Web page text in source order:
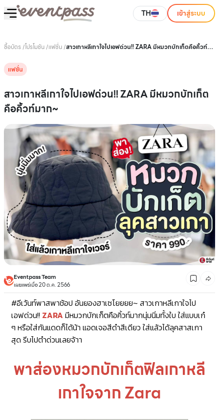
TH เข้าสู่ระบบ
ซื้อบัตร /โปรโมชัน/แฟชั่น/สาวเกาหลีเกาใจไปเอฟด่วน!! ZARA มีหมวกบักเก็ตคือคิ้วท์
แฟชั่น
สาวเกาหลีเกาใจไปเอฟด่วน!! ZARA มีหมวกบักเก็ต
คือคิ้วท์มาก~
Eventpass Team
เผยแพร่เมื่อ 20 ต.ค. 2566
#อีเว้นท์พาสพาช้อป อันยองฮาเซโยยยย~ สาวเกาหลีเกาใจไป
เอฟด่วน!! ZARA มีหมวกบักเก็ตคือคิ้วท์มากนุ่มนิ่มทั้งใบ ใส่แบบเก๋
ๆ หรือใส่กันแดดก็ได้น้า แอดเจอสีดำสีเดียว ใส่แล้วได้ลุคสาสเกา
สุด รีบไปตำด่วนเลยจ้าา
พาส่องหมวกบักเก็ตฟิลเกาหลี
เกาใจจาก Zara